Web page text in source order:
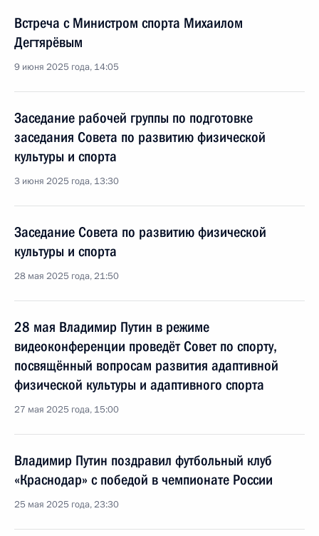
Встреча с Министром спорта Михаилом
Дегтярёвым
9 июня 2025 года, 14:05
Заседание рабочей группы по подготовке
заседания Совета по развитию физической
культуры и спорта
3 июня 2025 года, 13:30
Заседание Совета по развитию физической
культуры и спорта
28 мая 2025 года, 21:50
28 мая Владимир Путин в режиме
видеоконференции проведёт Совет по спорту,
посвящённый вопросам развития адаптивной
физической культуры и адаптивного спорта
27 мая 2025 года, 15:00
Владимир Путин поздравил футбольный клуб
«Краснодар» с победой в чемпионате России
25 мая 2025 года, 23:30